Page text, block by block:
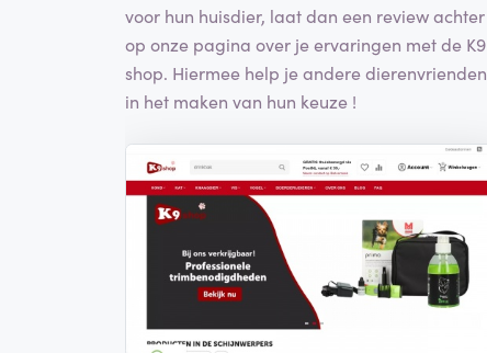
voor hun huisdier, laat dan een review achter
op onze pagina over je ervaringen met de K9
shop. Hiermee help je andere dierenvrienden
in het maken van hun keuze !